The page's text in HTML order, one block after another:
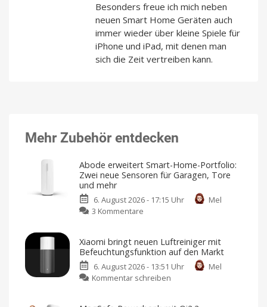
Besonders freue ich mich neben
neuen Smart Home Geräten auch
immer wieder über kleine Spiele für
iPhone und iPad, mit denen man
sich die Zeit vertreiben kann.
Mehr Zubehör entdecken
Abode erweitert Smart-Home-Portfolio:
Zwei neue Sensoren für Garagen, Tore
und mehr
6. August 2026 - 17:15 Uhr
Mel
3 Kommentare
Smart-
Home-
Portfolio:
Zwei
Xiaomi bringt neuen Luftreiniger mit
Befeuchtungsfunktion auf den Markt
6. August 2026 - 13:51 Uhr
Mel
Kommentar schreiben